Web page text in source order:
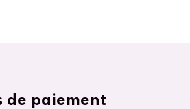
de paiement